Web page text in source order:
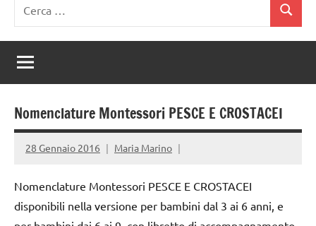
per:
Cerca
Nomenclature Montessori PESCE E CROSTACEI
28 Gennaio 2016 Maria Marino
Nomenclature Montessori PESCE E CROSTACEI
disponibili nella versione per bambini dal 3 ai 6 anni, e